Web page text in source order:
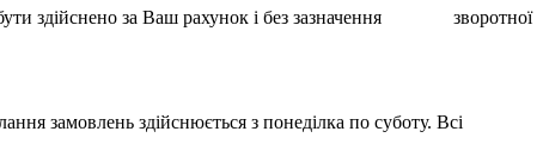
бути здійснено за Ваш рахунок і без зазначення зворотної
замовлень здійснюється з понеділка по суботу. Всі